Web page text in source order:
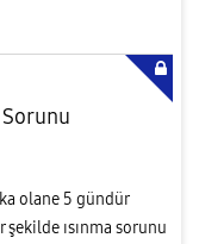
olane 5 gündür
ısınma sorunu